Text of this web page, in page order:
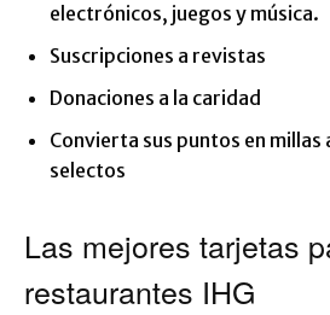
electrónicos, juegos y música.
Suscripciones a revistas
Donaciones a la caridad
Convierta sus puntos en millas
selectos
Las mejores tarjetas
restaurantes IHG